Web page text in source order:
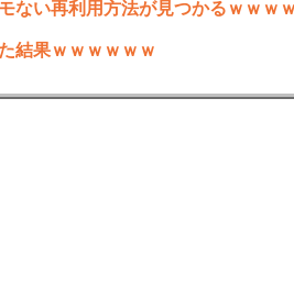
ない再利用方法が見つかるｗｗｗ
結果ｗｗｗｗｗｗ